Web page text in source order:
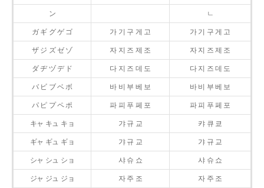
ン ㄴ
ガ ギ グ ゲ ゴ 가 기 구 게 고 가 기 구 게 고
ザ ジ ズ ゼ ゾ 자 지 즈 제 조 자 지 즈 제 조
ダ ヂ ヅ デ ド 다 지 즈 데 도 다 지 즈 데 도
バ ビ ブ ベ ボ 바 비 부 베 보 바 비 부 베 보
パ ピ プ ペ ポ 파 피 푸 페 포 파 피 푸 페 포
キャ キュ キョ 갸 규 교 캬 큐 쿄
ギャ ギュ ギョ 갸 규 교 갸 규 교
シャ シュ ショ 샤 슈 쇼 샤 슈 쇼
ジャ ジュ ジョ 자 주 조 자 주 조